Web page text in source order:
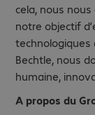
cela, nous
notre objectif
technologiques
Bechtle, nous
humaine,
A propos du